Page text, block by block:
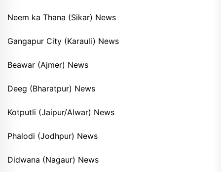
Neem ka Thana (Sikar) News
Gangapur City (Karauli) News
Beawar (Ajmer) News
Deeg (Bharatpur) News
Kotputli (Jaipur/Alwar) News
Phalodi (Jodhpur) News
Didwana (Nagaur) News